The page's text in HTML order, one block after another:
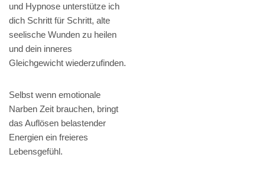
und Hypnose unterstütze ich
dich Schritt für Schritt, alte
seelische Wunden zu heilen
und dein inneres
Gleichgewicht wiederzufinden.
Selbst wenn emotionale
Narben Zeit brauchen, bringt
das Auflösen belastender
Energien ein freieres
Lebensgefühl.